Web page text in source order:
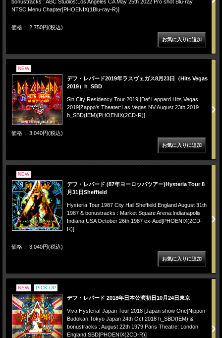
bonustracks : ABC Studios:Los Angeles CA May 25th 2022 Pro shot Blu-ray
NTSC Menu Chapter[PHOENIX(1Blu-ray-R)]
価格： 2,750円(税込)
NEW
デフ・レパード2019年ラスヴェガス8月23日（Hits Vegas
2019）h_SBD
Sin City Residency Tour 2019 [Def Leppard Hits Vegas
2019]Zappo's Theater:Las Vegas NV August 23th 2019
h_SBD(IEM)[PHOENIX(2CD-R)]
価格： 3,040円(税込)
NEW
デフ・レパード (87年ヨーロッパツアー)Hysteria Tour 8
月31日Sheffield
Hysteria Tour 1987 City Hall:Sheffield England August 31th
1987 & bonustracks : Market Square Arena:Indianapolis
Indiana USA October 26th 1987 ex-Aud[PHOENIX(2CD-
R)]
価格： 3,040円(税込)
NEW PICK UP
デフ・レパード 2018年日本公演初日10月24日東京
Viva Hysteria! Japan Tour 2018 [Japan show One]Nippon
Budokan:Tokyo Japan 24th Oct 2018 h_SBD(IEM) &
bonustracks : August 22th 1979 Paris Theatre: London
England SBD[PHOENIX(2CD-R)]